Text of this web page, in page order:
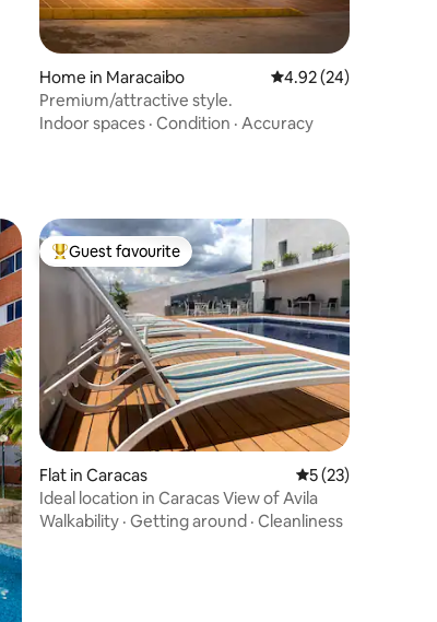
Home in Maracaibo 4.92 out of 5 average
4.92 (24)
Premium/attractive style.
Indoor spaces · Condition · Accuracy
Top guest favourite
Guest favourite
Flat in Caracas 5 out of 5
5 (23)
Ideal location in Caracas View of Avila
Walkability · Getting around · Cleanliness